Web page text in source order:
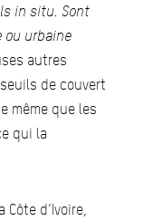
in situ. Sont
ou urbaine
autres
de couvert
même que les
qui la
d’Ivoire,